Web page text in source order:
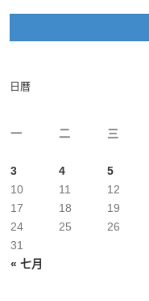
日曆
一
二 三
« 七月
3
4 5
10
11 12
17
18 19
24
25 26
31